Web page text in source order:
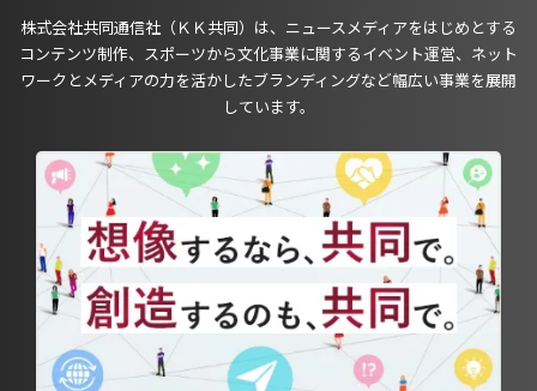
株式会社共同通信社（ＫＫ共同）は、ニュースメディアをはじめとする
コンテンツ制作、スポーツから文化事業に関するイベント運営、ネット
ワークとメディアの力を活かしたブランディングなど幅広い事業を展開
しています。